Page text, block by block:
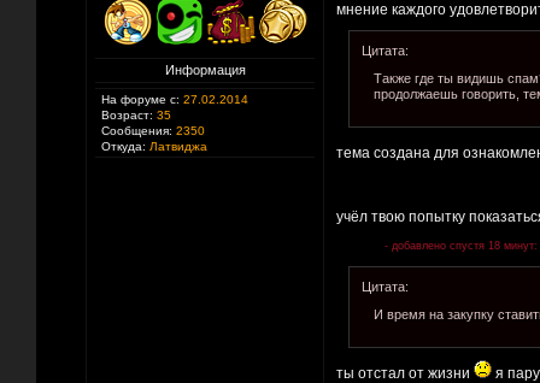
Информация
На форуме с: 27.02.2014
Возраст: 35
Сообщения: 2350
Откуда: Латвиджа
мнение каждого
Цитата:
Также где ты видишь
продолжаешь говорить,
тема создана для
учёл твою попытку
- добавлено спустя 18 минут:
Цитата:
И время на закупку
ты отстал от жизни я